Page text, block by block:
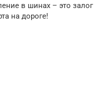
в шинах – это залог
на дороге!